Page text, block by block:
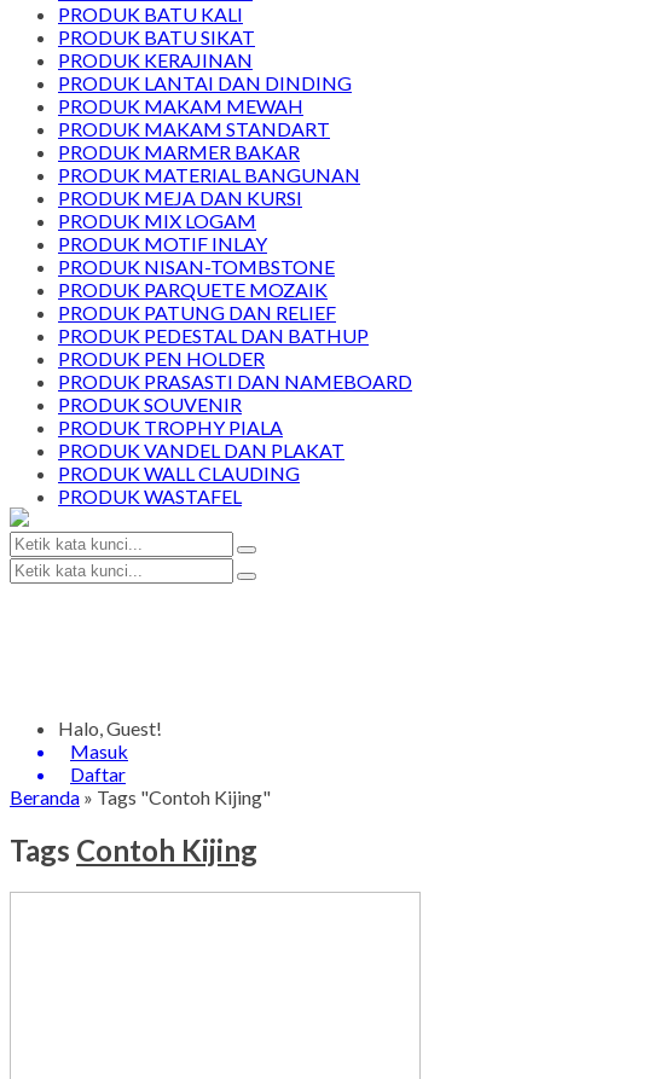
PRODUK BATU KALI
PRODUK BATU SIKAT
PRODUK KERAJINAN
PRODUK LANTAI DAN DINDING
PRODUK MAKAM MEWAH
PRODUK MAKAM STANDART
PRODUK MARMER BAKAR
PRODUK MATERIAL BANGUNAN
PRODUK MEJA DAN KURSI
PRODUK MIX LOGAM
PRODUK MOTIF INLAY
PRODUK NISAN-TOMBSTONE
PRODUK PARQUETE MOZAIK
PRODUK PATUNG DAN RELIEF
PRODUK PEDESTAL DAN BATHUP
PRODUK PEN HOLDER
PRODUK PRASASTI DAN NAMEBOARD
PRODUK SOUVENIR
PRODUK TROPHY PIALA
PRODUK VANDEL DAN PLAKAT
PRODUK WALL CLAUDING
PRODUK WASTAFEL
Halo, Guest!
Masuk
Daftar
Beranda » Tags "Contoh Kijing"
Tags Contoh Kijing